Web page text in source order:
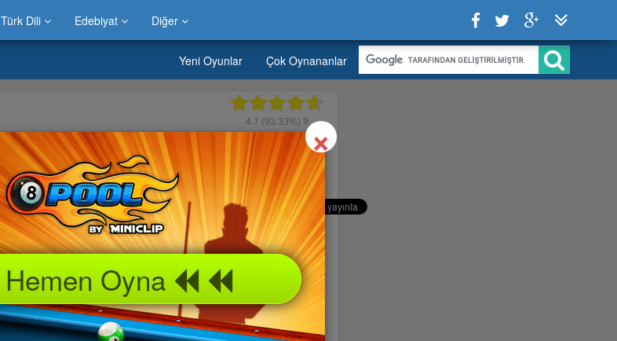
Türk Dili Edebiyat Diğer
Yeni Oyunlar Çok Oynananlar
4.7 (93.33%) 9 ×Close
Hemen Oyna